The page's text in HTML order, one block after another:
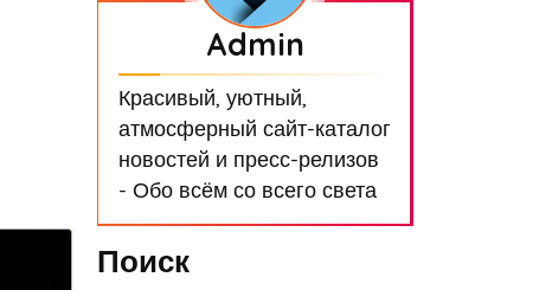
Admin
Красивый, уютный,
атмосферный сайт-каталог
новостей и пресс-релизов
- Обо всём со всего света
Поиск